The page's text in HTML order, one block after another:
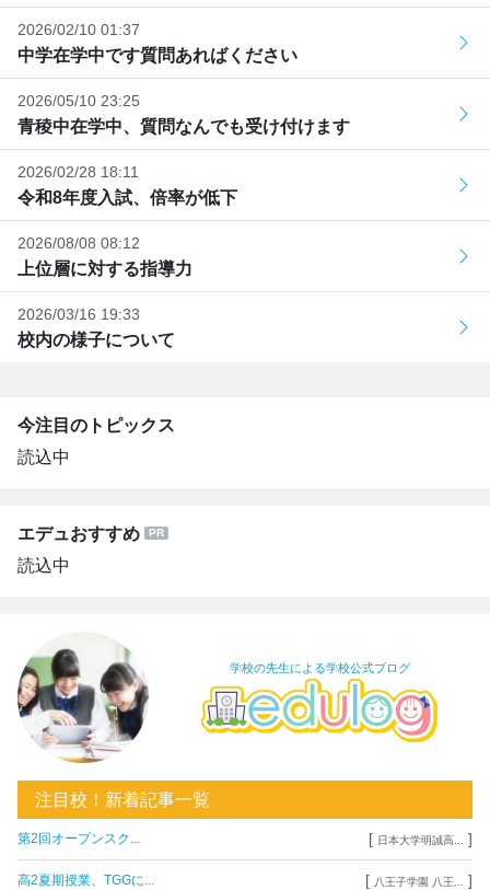
2026/02/10 01:37
中学在学中です質問あればください
2026/05/10 23:25
青稜中在学中、質問なんでも受け付けます
2026/02/28 18:11
令和8年度入試、倍率が低下
2026/08/08 08:12
上位層に対する指導力
2026/03/16 19:33
校内の様子について
今注目のトピックス
読込中
エデュおすすめ
読込中
学校の先生による学校公式ブログ
注目校！新着記事一覧
第2回オープンスク... [ 日本大学明誠高... ]
高2夏期授業、TGGに... [ 八王子学園 八王... ]